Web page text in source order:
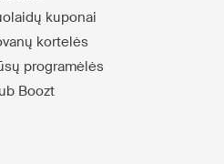
kuponai
kortelės
programėlės
Boozt